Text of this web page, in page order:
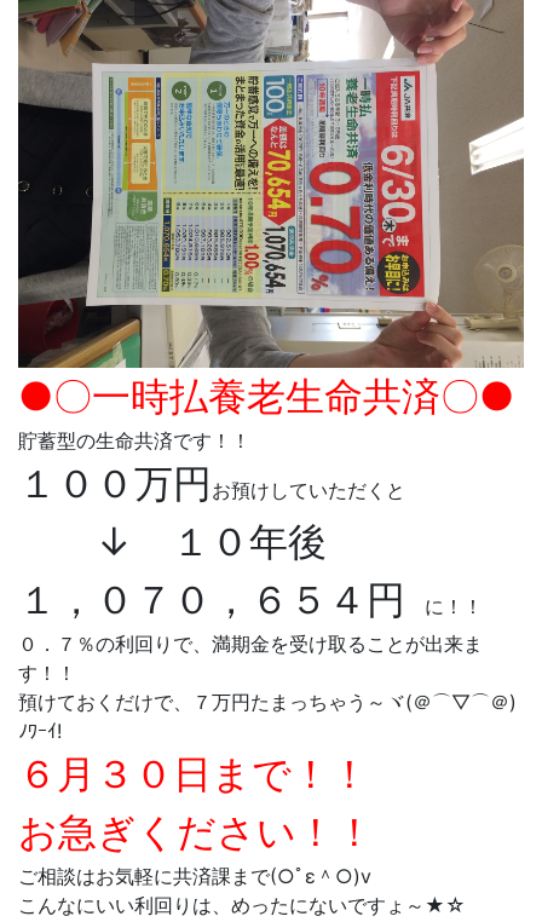
●〇一時払養老生命共済〇●
貯蓄型の生命共済です！！
１００万円 お預けしていただくと
↓ １０年後
１，０７０，６５４円
に！！
０．７％の利回りで、満期金を受け取ることが出来ま
す！！
預けておくだけで、７万円たまっちゃう～ヾ(＠⌒▽⌒＠)
ﾉﾜｰｲ!
６月３０日まで！！
お急ぎください！！
ご相談はお気軽に共済課まで(○ﾟε＾○)v
こんなにいい利回りは、めったにないですょ～★☆